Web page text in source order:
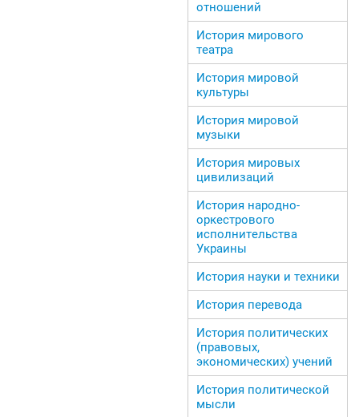
отношений
История мирового
театра
История мировой
культуры
История мировой
музыки
История мировых
цивилизаций
История народно-
оркестрового
исполнительства
Украины
История науки и техники
История перевода
История политических
(правовых,
экономических) учений
История политической
мысли